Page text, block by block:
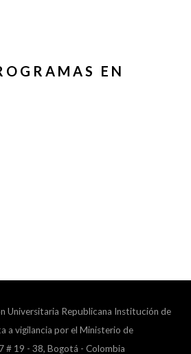
EN
Universitaria Republicana Institución de
a vigilancia por el Ministerio de
# 19 - 38, Bogotá - Colombia